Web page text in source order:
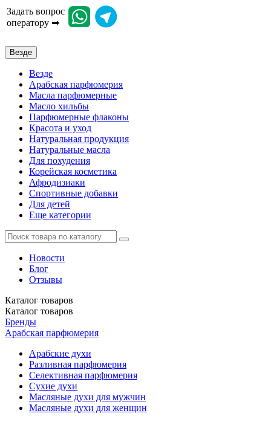
Задать вопрос
оператору ➡
Везде
Везде
Арабская парфюмерия
Масла парфюмерные
Масло хильбы
Парфюмерные флаконы
Красота и уход
Натуральная продукция
Натуральные масла
Для похудения
Корейская косметика
Афродизиаки
Спортивные добавки
Для детей
Еще категории
Новости
Блог
Отзывы
Каталог товаров
Каталог товаров
Бренды
Арабская парфюмерия
Арабские духи
Разливная парфюмерия
Селективная парфюмерия
Сухие духи
Масляные духи для мужчин
Масляные духи для женщин